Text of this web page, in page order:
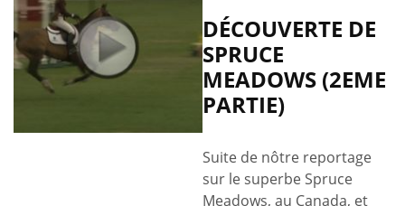
DÉCOUVERTE DE
SPRUCE
MEADOWS (2EME
PARTIE)
Suite de nôtre reportage
sur le superbe Spruce
Meadows, au Canada, et